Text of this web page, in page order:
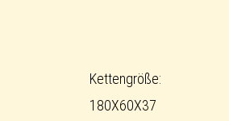
Kettengröße:
180X60X37